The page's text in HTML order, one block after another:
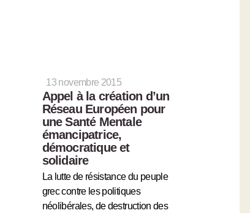
13 novembre 2015
Appel à la création d’un
Réseau Européen pour
une Santé Mentale
émancipatrice,
démocratique et
solidaire
La lutte de résistance du peuple
grec contre les politiques
néolibérales, de destruction des